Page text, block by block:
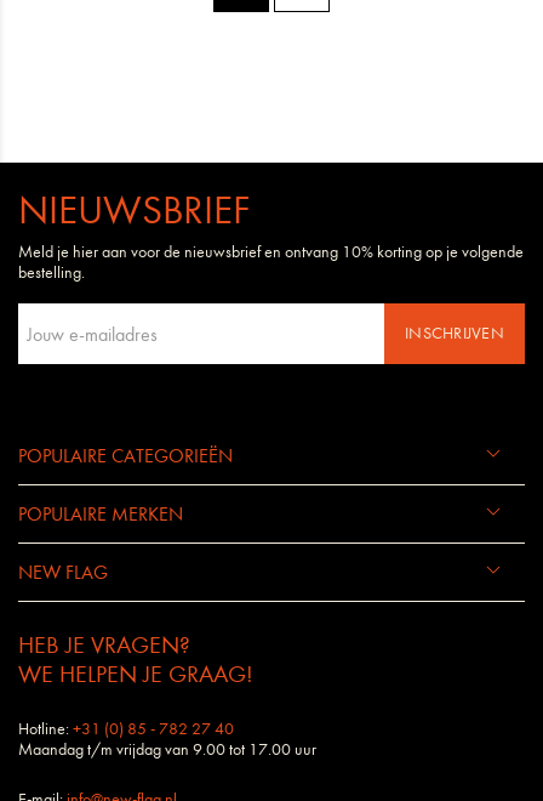
NIEUWSBRIEF
Meld je hier aan voor de nieuwsbrief en ontvang 10% korting op je volgende
bestelling.
INSCHRIJVEN
POPULAIRE CATEGORIEËN
POPULAIRE MERKEN
NEW FLAG
HEB JE VRAGEN?
WE HELPEN JE GRAAG!
Hotline:+31 (0) 85 - 782 27 40
Maandag t/m vrijdag van 9.00 tot 17.00 uur